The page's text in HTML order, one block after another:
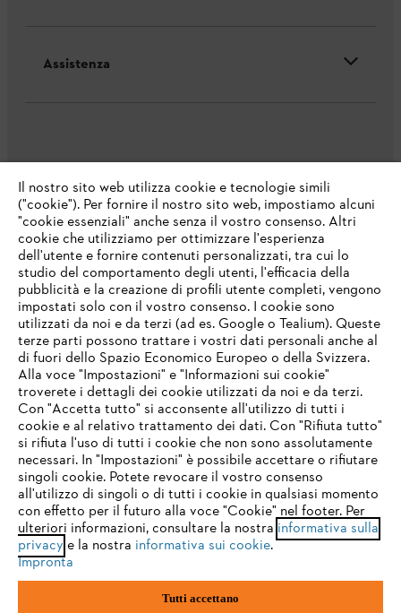
Assistenza
Informazioni legali
STIHL VERTRIEBS AG, 8617 Mönchaltorf
IHR BROWSER WIRD NICHT
UNTERSTÜTZT
Sie nutzen einen Browser, den wir noch nicht unterstützen. Für
eine optimale Nutzung unserer Seite empfehlen wir Ihnen, zu
einem der folgenden Browser zu wechseln:
firefox chrome
safari edge
Il nostro sito web utilizza cookie e tecnologie simili
("cookie"). Per fornire il nostro sito web, impostiamo alcuni
"cookie essenziali" anche senza il vostro consenso. Altri
cookie che utilizziamo per ottimizzare l'esperienza
dell'utente e fornire contenuti personalizzati, tra cui lo
studio del comportamento degli utenti, l'efficacia della
pubblicità e la creazione di profili utente completi, vengono
impostati solo con il vostro consenso. I cookie sono
utilizzati da noi e da terzi (ad es. Google o Tealium). Queste
terze parti possono trattare i vostri dati personali anche al
di fuori dello Spazio Economico Europeo o della Svizzera.
Alla voce "Impostazioni" e "Informazioni sui cookie"
troverete i dettagli dei cookie utilizzati da noi e da terzi.
Con "Accetta tutto" si acconsente all'utilizzo di tutti i
cookie e al relativo trattamento dei dati. Con "Rifiuta tutto"
si rifiuta l'uso di tutti i cookie che non sono assolutamente
necessari. In "Impostazioni" è possibile accettare o rifiutare
singoli cookie. Potete revocare il vostro consenso
all'utilizzo di singoli o di tutti i cookie in qualsiasi momento
con effetto per il futuro alla voce "Cookie" nel footer. Per
ulteriori informazioni, consultare la nostra informativa sulla
privacy e la nostra informativa sui cookie.
Impronta
Tutti accettano